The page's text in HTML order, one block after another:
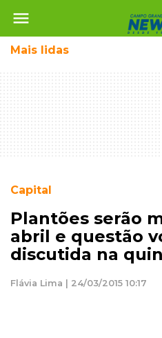
menu
Mais lidas
Capital
Plantões serão
abril e questão
discutida na
Flávia Lima | 24/03/2015 10:17